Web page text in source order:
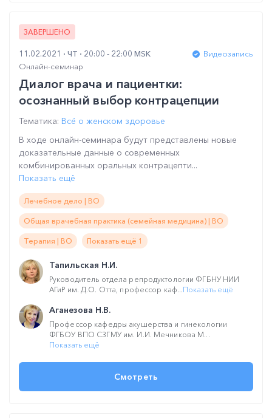
ЗАВЕРШЕНО
11.02.2021 ЧТ 20:00 - 22:00 MSK
Видеозапись
Онлайн-семинар
Диалог врача и пациентки:
осознанный выбор контрацепции
Тематика: Всё о женском здоровье
В ходе онлайн-семинара будут представлены новые
доказательные данные о современных
комбинированных оральных контрацепти...
Показать ещё
Лечебное дело | ВО
Общая врачебная практика (семейная медицина) | ВО
Терапия | ВО Показать ещё 1
Тапильская Н.И.
Руководитель отдела репродуктологии ФГБНУ НИИ
АГиР им. Д.О. Отта, профессор каф...Показать ещё
Аганезова Н.В.
Профессор кафедры акушерства и гинекологии
ФГБОУ ВПО СЗГМУ им. И.И. Мечникова М...
Показать ещё
Смотреть